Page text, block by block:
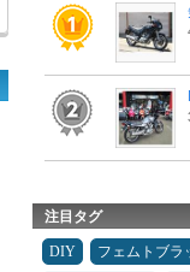
注目タグ
DIY フェムトブラ